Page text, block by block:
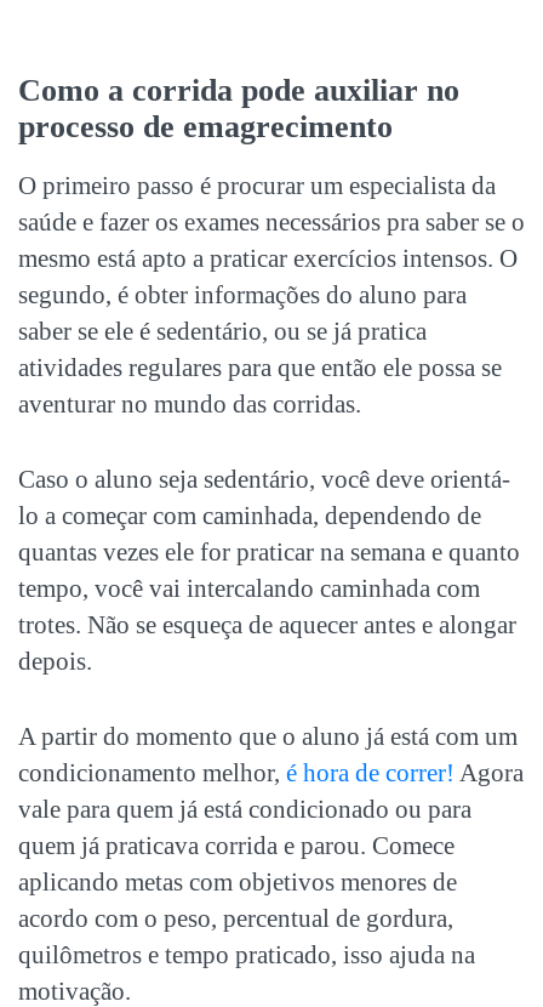
Como a corrida pode auxiliar no
processo de emagrecimento
O primeiro passo é procurar um especialista da
saúde e fazer os exames necessários pra saber se o
mesmo está apto a praticar exercícios intensos. O
segundo, é obter informações do aluno para
saber se ele é sedentário, ou se já pratica
atividades regulares para que então ele possa se
aventurar no mundo das corridas.
Caso o aluno seja sedentário, você deve orientá-
lo a começar com caminhada, dependendo de
quantas vezes ele for praticar na semana e quanto
tempo, você vai intercalando caminhada com
trotes. Não se esqueça de aquecer antes e alongar
depois.
A partir do momento que o aluno já está com um
condicionamento melhor, é hora de correr! Agora
vale para quem já está condicionado ou para
quem já praticava corrida e parou. Comece
aplicando metas com objetivos menores de
acordo com o peso, percentual de gordura,
quilômetros e tempo praticado, isso ajuda na
motivação.